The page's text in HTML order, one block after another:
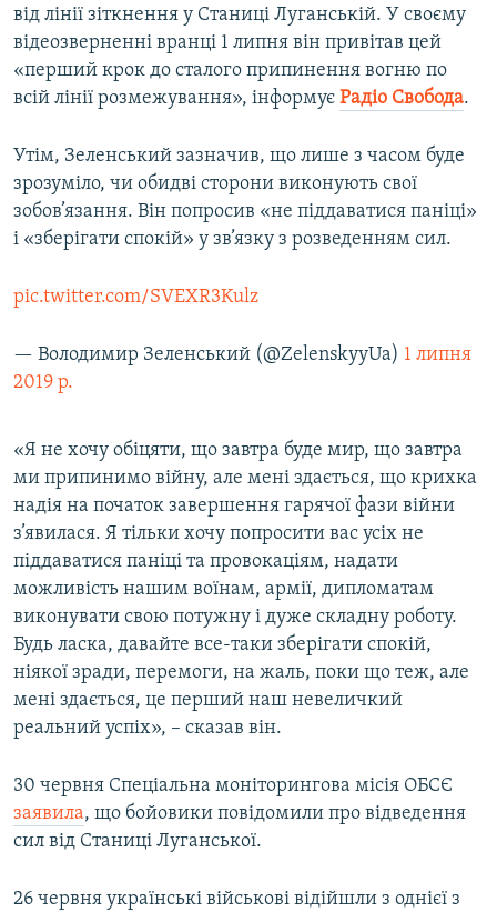
від лінії зіткнення у Станиці Луганській. У своєму
відеозверненні вранці 1 липня він привітав цей
«перший крок до сталого припинення вогню по
всій лінії розмежування», інформує Радіо Свобода.
Утім, Зеленський зазначив, що лише з часом буде
зрозуміло, чи обидві сторони виконують свої
зобов’язання. Він попросив «не піддаватися паніці»
і «зберігати спокій» у зв’язку з розведенням сил.
pic.twitter.com/SVEXR3Kulz
— Володимир Зеленський (@ZelenskyyUa) 1 липня
2019 р.
«Я не хочу обіцяти, що завтра буде мир, що завтра
ми припинимо війну, але мені здається, що крихка
надія на початок завершення гарячої фази війни
з’явилася. Я тільки хочу попросити вас усіх не
піддаватися паніці та провокаціям, надати
можливість нашим воїнам, армії, дипломатам
виконувати свою потужну і дуже складну роботу.
Будь ласка, давайте все-таки зберігати спокій,
ніякої зради, перемоги, на жаль, поки що теж, але
мені здається, це перший наш невеличкий
реальний успіх», – сказав він.
30 червня Спеціальна моніторингова місія ОБСЄ
заявила, що бойовики повідомили про відведення
сил від Станиці Луганської.
26 червня українські військові відійшли з однієї з